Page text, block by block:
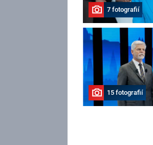
7 fotografií
15 fotografií